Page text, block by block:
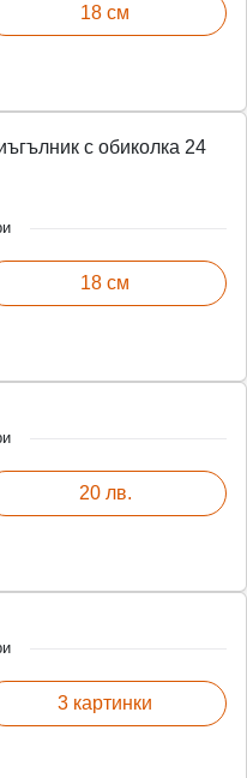
18 см
с обиколка 24
18 см
20 лв.
3 картинки